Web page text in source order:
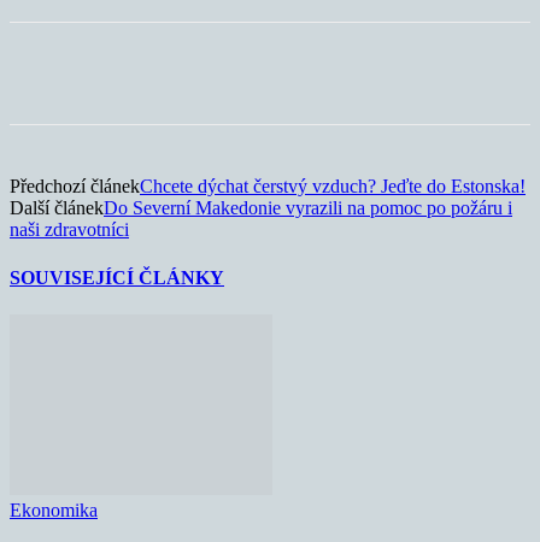
Předchozí článekChcete dýchat čerstvý vzduch? Jeďte do Estonska!
Další článekDo Severní Makedonie vyrazili na pomoc po požáru i
naši zdravotníci
SOUVISEJÍCÍ ČLÁNKY
Ekonomika